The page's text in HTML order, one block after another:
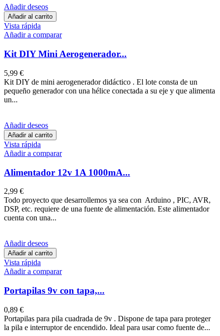
Añadir deseos
Añadir al carrito
Vista rápida
Añadir a comparar
Kit DIY Mini Aerogenerador...
5,99 €
Kit DIY de mini aerogenerador didáctico . El lote consta de un
pequeño generador con una hélice conectada a su eje y que alimenta
un...
Añadir deseos
Añadir al carrito
Vista rápida
Añadir a comparar
Alimentador 12v 1A 1000mA...
2,99 €
Todo proyecto que desarrollemos ya sea con Arduino , PIC, AVR,
DSP, etc. requiere de una fuente de alimentación. Este alimentador
cuenta con una...
Añadir deseos
Añadir al carrito
Vista rápida
Añadir a comparar
Portapilas 9v con tapa,...
0,89 €
Portapilas para pila cuadrada de 9v . Dispone de tapa para proteger
la pila e interruptor de encendido. Ideal para usar como fuente de...